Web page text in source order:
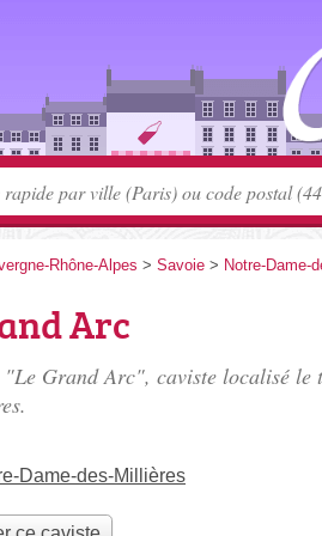
Rhône-Alpes > Savoie > Notre-Dame-
Arc
"Le Grand Arc", caviste localisé le
Dame-des-Millières